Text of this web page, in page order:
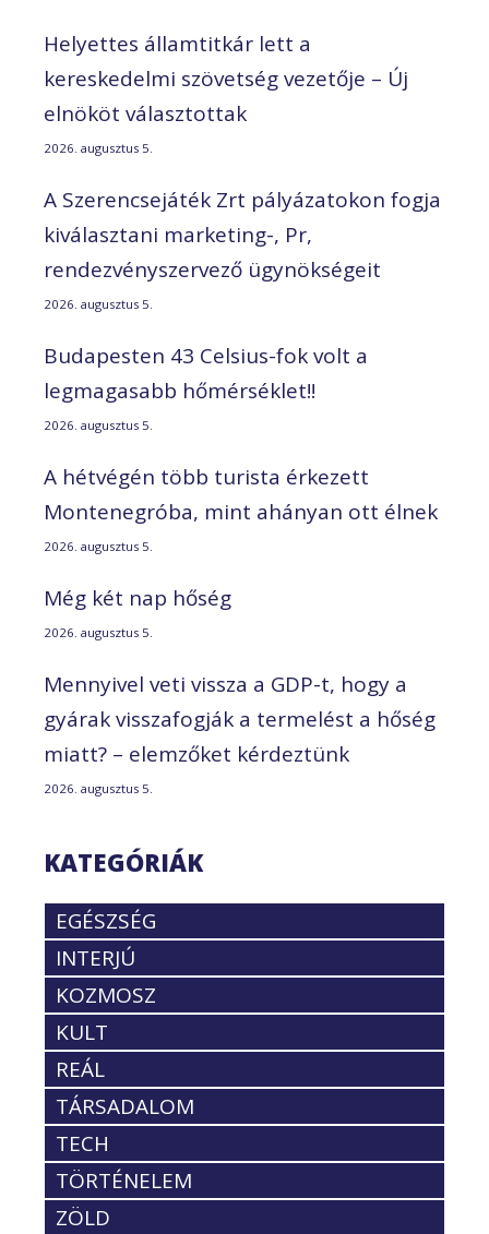
Helyettes államtitkár lett a
kereskedelmi szövetség vezetője – Új
elnököt választottak
2026. augusztus 5.
A Szerencsejáték Zrt pályázatokon fogja
kiválasztani marketing-, Pr,
rendezvényszervező ügynökségeit
2026. augusztus 5.
Budapesten 43 Celsius-fok volt a
legmagasabb hőmérséklet!!
2026. augusztus 5.
A hétvégén több turista érkezett
Montenegróba, mint ahányan ott élnek
2026. augusztus 5.
Még két nap hőség
2026. augusztus 5.
Mennyivel veti vissza a GDP-t, hogy a
gyárak visszafogják a termelést a hőség
miatt? – elemzőket kérdeztünk
2026. augusztus 5.
KATEGÓRIÁK
EGÉSZSÉG
INTERJÚ
KOZMOSZ
KULT
REÁL
TÁRSADALOM
TECH
TÖRTÉNELEM
ZÖLD